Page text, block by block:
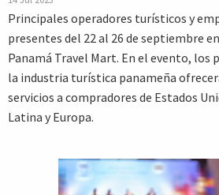
Principales operadores turísticos y
presentes del 22 al 26 de septiembre
Panamá Travel Mart. En el evento, los
la industria turística panameña
servicios a compradores de Estados
Latina y Europa.